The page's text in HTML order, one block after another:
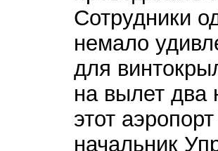
Сотрудники
немало
для
на вылет два
этот
начальник